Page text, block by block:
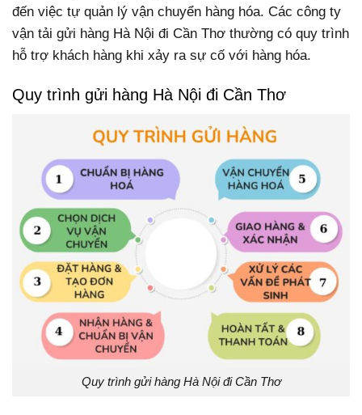
đến việc tự quản lý vận chuyển hàng hóa. Các công ty
vận tải gửi hàng Hà Nội đi Cần Thơ thường có quy trình
hỗ trợ khách hàng khi xảy ra sự cố với hàng hóa.
Quy trình gửi hàng Hà Nội đi Cần Thơ
Quy trình gửi hàng Hà Nội đi Cần Thơ